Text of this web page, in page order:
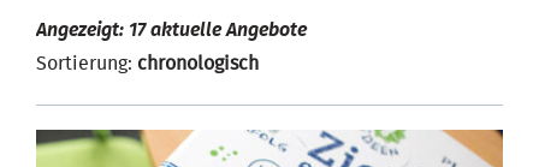
Angezeigt: 17 aktuelle Angebote
Sortierung: chronologisch